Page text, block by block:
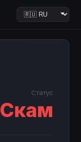
Статус
Скам